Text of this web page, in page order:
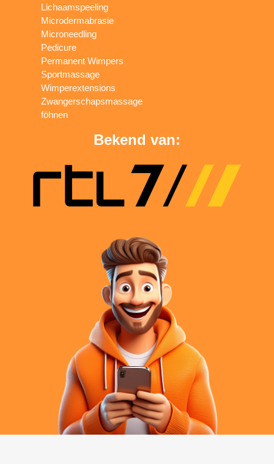
Lichaamspeeling
Microdermabrasie
Microneedling
Pedicure
Permanent Wimpers
Sportmassage
Wimperextensions
Zwangerschapsmassage
föhnen
Bekend van: